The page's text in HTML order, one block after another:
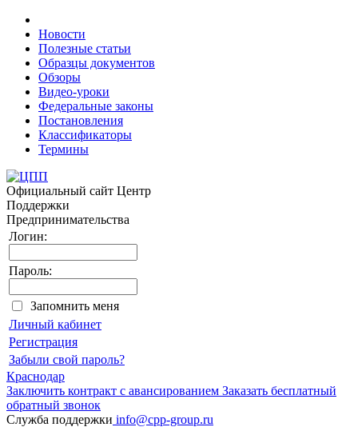
Новости
Полезные статьи
Образцы документов
Обзоры
Видео-уроки
Федеральные законы
Постановления
Классификаторы
Термины
Официальный сайт Центр
Поддержки
Предпринимательства
Логин:
Пароль:
Запомнить меня
Личный кабинет
Регистрация
Забыли свой пароль?
Краснодар
Заключить контракт с авансированием Заказать бесплатный
обратный звонок
Служба поддержки info@cpp-group.ru